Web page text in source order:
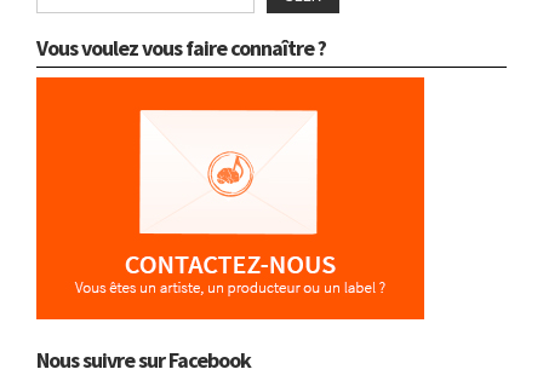
Vous voulez vous faire connaître ?
Nous suivre sur Facebook